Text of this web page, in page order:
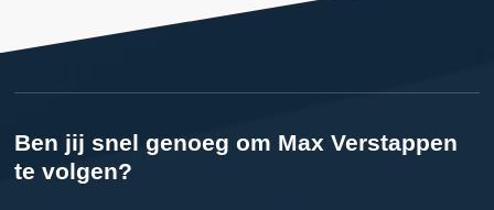
Ben jij snel genoeg om Max Verstappen
te volgen?